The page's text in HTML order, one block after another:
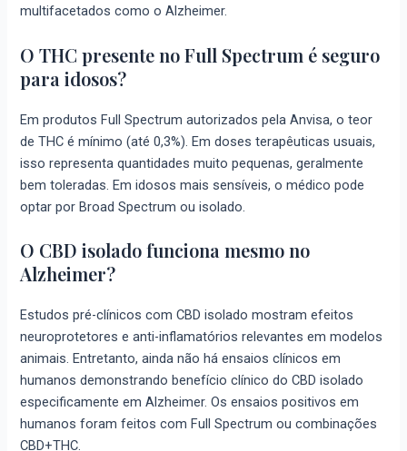
multifacetados como o Alzheimer.
O THC presente no Full Spectrum é seguro
para idosos?
Em produtos Full Spectrum autorizados pela Anvisa, o teor
de THC é mínimo (até 0,3%). Em doses terapêuticas usuais,
isso representa quantidades muito pequenas, geralmente
bem toleradas. Em idosos mais sensíveis, o médico pode
optar por Broad Spectrum ou isolado.
O CBD isolado funciona mesmo no
Alzheimer?
Estudos pré-clínicos com CBD isolado mostram efeitos
neuroprotetores e anti-inflamatórios relevantes em modelos
animais. Entretanto, ainda não há ensaios clínicos em
humanos demonstrando benefício clínico do CBD isolado
especificamente em Alzheimer. Os ensaios positivos em
humanos foram feitos com Full Spectrum ou combinações
CBD+THC.